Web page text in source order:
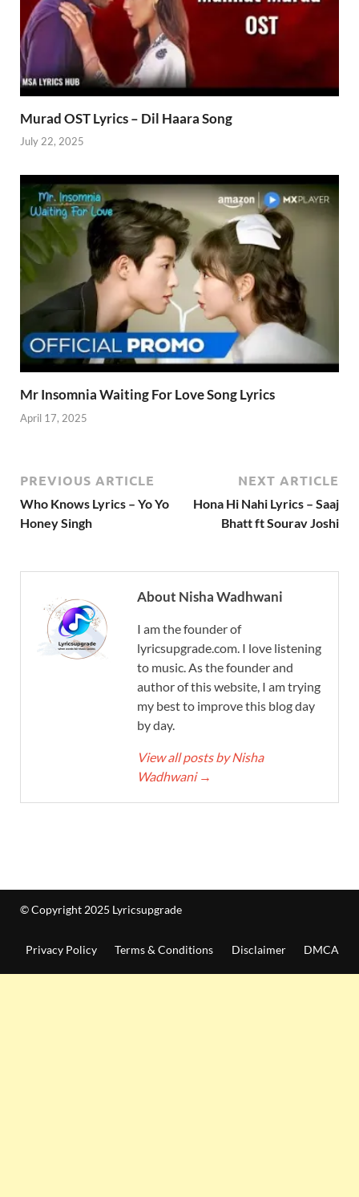
Murad OST Lyrics – Dil Haara Song
July 22, 2025
Mr Insomnia Waiting For Love Song Lyrics
April 17, 2025
PREVIOUS ARTICLE
Who Knows Lyrics – Yo Yo
Honey Singh
NEXT ARTICLE
Hona Hi Nahi Lyrics – Saaj
Bhatt ft Sourav Joshi
About Nisha Wadhwani
I am the founder of
lyricsupgrade.com. I love listening
to music. As the founder and
author of this website, I am trying
my best to improve this blog day
by day.
View all posts by Nisha
Wadhwani →
© Copyright 2025 Lyricsupgrade
Privacy Policy Terms & Conditions Disclaimer DMCA